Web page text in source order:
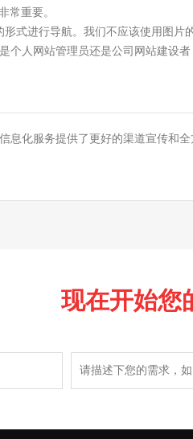
常重要。
式进行导航。我们不应该使用图
个人网站管理员还是公司网站建设
息化服务提供了更好的渠道宣传和全
现在开始您